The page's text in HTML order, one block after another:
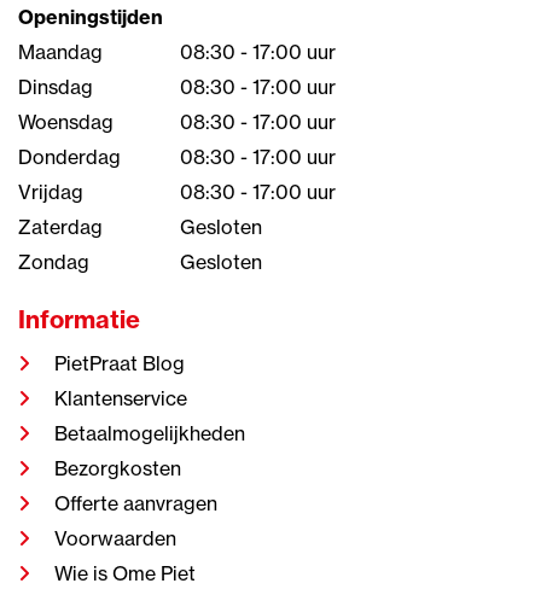
Openingstijden
Maandag
08:30 - 17:00 uur
Dinsdag
08:30 - 17:00 uur
Woensdag
08:30 - 17:00 uur
Donderdag
08:30 - 17:00 uur
Vrijdag
08:30 - 17:00 uur
Zaterdag
Gesloten
Zondag
Gesloten
Informatie
PietPraat Blog
Klantenservice
Betaalmogelijkheden
Bezorgkosten
Offerte aanvragen
Voorwaarden
Wie is Ome Piet